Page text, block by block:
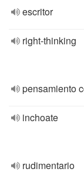
escritor
right-thinking
pensamiento
inchoate
rudimentario